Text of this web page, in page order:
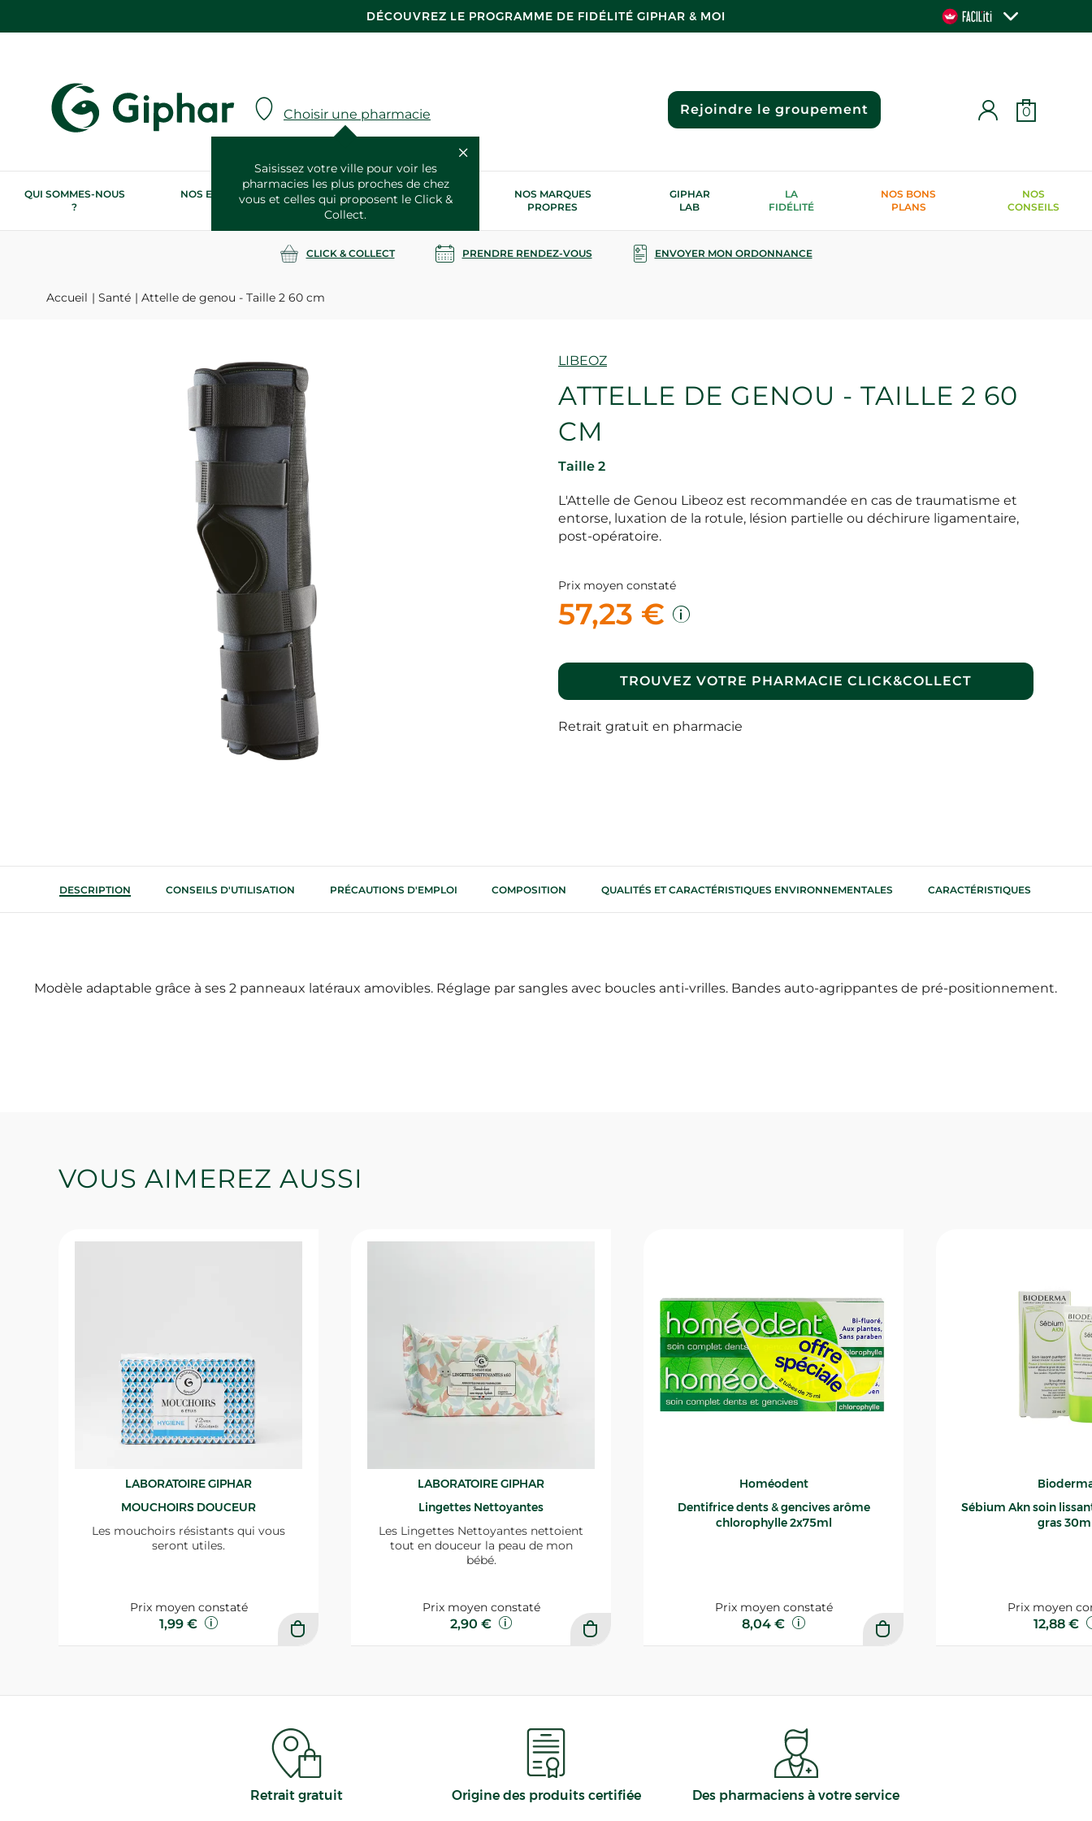
DÉCOUVREZ LE PROGRAMME DE FIDÉLITÉ GIPHAR & MOI
Choisir une pharmacie
Saisissez votre ville pour voir les
pharmacies les plus proches de chez
vous et celles qui proposent le Click &
Collect.
Rejoindre le groupement 0
QUI SOMMES-NOUS
?
NOS ENGAGEMENTS
RSE
NOS SERVICES
SANTÉ
NOS MARQUES
PROPRES
GIPHAR
LAB
LA
FIDÉLITÉ
NOS BONS
PLANS
NOS
CONSEILS
CLICK & COLLECT PRENDRE RENDEZ-VOUS ENVOYER MON ORDONNANCE
Accueil Santé Attelle de genou - Taille 2 60 cm
Marque
LIBEOZ
ATTELLE DE GENOU - TAILLE 2 60
CM
Taille 2
L'Attelle de Genou Libeoz est recommandée en cas de traumatisme et
entorse, luxation de la rotule, lésion partielle ou déchirure ligamentaire,
post-opératoire.
Prix moyen constaté
57,23 €
TROUVEZ VOTRE PHARMACIE CLICK&COLLECT
Retrait gratuit en pharmacie
DESCRIPTION CONSEILS D'UTILISATION PRÉCAUTIONS D'EMPLOI COMPOSITION QUALITÉS ET CARACTÉRISTIQUES ENVIRONNEMENTALES CARACTÉRISTIQUES
Modèle adaptable grâce à ses 2 panneaux latéraux amovibles. Réglage par sangles avec boucles anti-vrilles. Bandes auto-agrippantes de pré-positionnement.
VOUS AIMEREZ AUSSI
LABORATOIRE GIPHAR
MOUCHOIRS DOUCEUR
Les mouchoirs résistants qui vous
seront utiles.
Prix moyen constaté
1,99 €
LABORATOIRE GIPHAR
Lingettes Nettoyantes
Les Lingettes Nettoyantes nettoient
tout en douceur la peau de mon
bébé.
Prix moyen constaté
2,90 €
Homéodent
Dentifrice dents & gencives arôme
chlorophylle 2x75ml
Prix moyen constaté
8,04 €
Sébium Akn soin lissant
gras
Prix moyen
12,88 €
Retrait gratuit Origine des produits certifiée Des pharmaciens à votre service